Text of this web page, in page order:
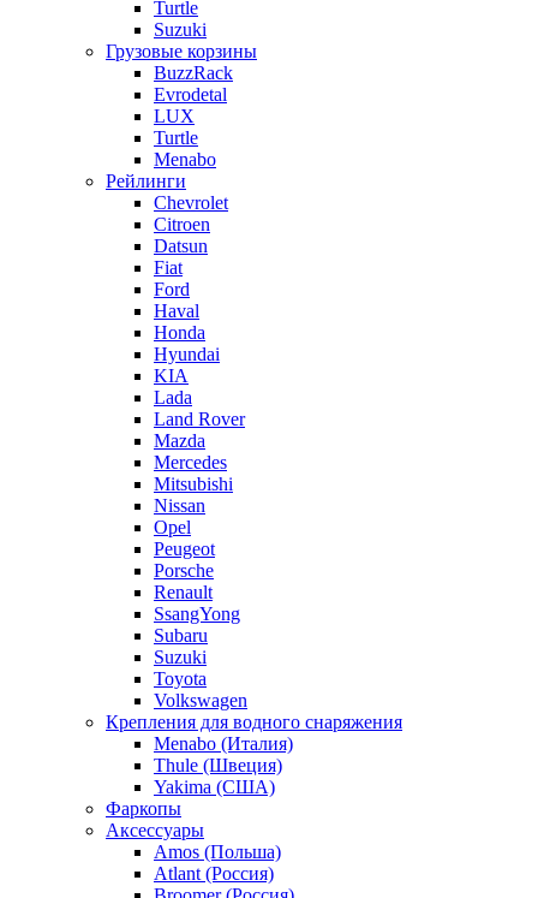
Turtle
Suzuki
Грузовые корзины
BuzzRack
Evrodetal
LUX
Turtle
Menabo
Рейлинги
Chevrolet
Citroen
Datsun
Fiat
Ford
Haval
Honda
Hyundai
KIA
Lada
Land Rover
Mazda
Mercedes
Mitsubishi
Nissan
Opel
Peugeot
Porsche
Renault
SsangYong
Subaru
Suzuki
Toyota
Volkswagen
Крепления для водного снаряжения
Menabo (Италия)
Thule (Швеция)
Yakima (США)
Фаркопы
Аксессуары
Amos (Польша)
Atlant (Россия)